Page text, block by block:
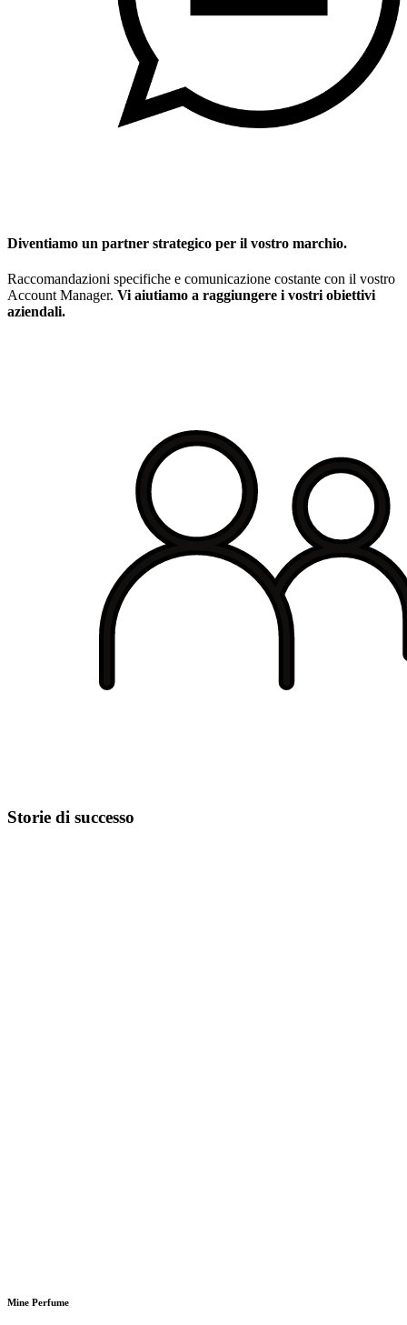
Diventiamo un partner strategico per il vostro marchio.
Raccomandazioni specifiche e comunicazione costante con il vostro
Account Manager. Vi aiutiamo a raggiungere i vostri obiettivi
aziendali.
Storie di successo
Mine Perfume